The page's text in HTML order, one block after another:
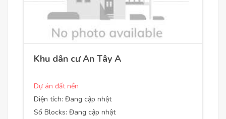
Khu dân cư An Tây A
Dự án đất nền
Diện tích: Đang cập nhật
Số Blocks: Đang cập nhật